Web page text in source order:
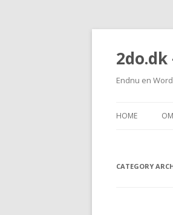
Endnu en
HOME OM
CATEGORY